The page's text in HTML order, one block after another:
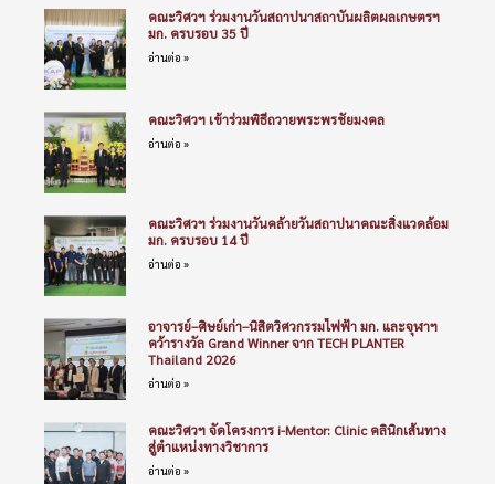
คณะวิศวฯ ร่วมงานวันสถาปนาสถาบันผลิตผลเกษตรฯ
มก. ครบรอบ 35 ปี
อ่านต่อ »
คณะวิศวฯ เข้าร่วมพิธีถวายพระพรชัยมงคล
อ่านต่อ »
คณะวิศวฯ ร่วมงานวันคล้ายวันสถาปนาคณะสิ่งแวดล้อม
มก. ครบรอบ 14 ปี
อ่านต่อ »
อาจารย์–ศิษย์เก่า–นิสิตวิศวกรรมไฟฟ้า มก. และจุฬาฯ
คว้ารางวัล Grand Winner จาก TECH PLANTER
Thailand 2026
อ่านต่อ »
คณะวิศวฯ จัดโครงการ i-Mentor: Clinic คลินิกเส้นทาง
สู่ตำแหน่งทางวิชาการ
อ่านต่อ »